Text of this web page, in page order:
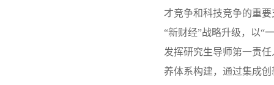
才竞争和科技竞争的重
“新财经”战略升级，以“
发挥研究生导师第一责
养体系构建，通过集成